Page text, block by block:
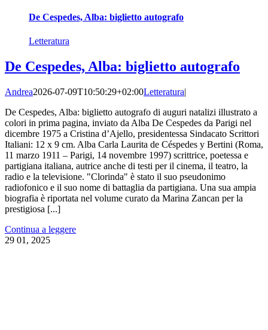
De Cespedes, Alba: biglietto autografo
Letteratura
De Cespedes, Alba: biglietto autografo
Andrea2026-07-09T10:50:29+02:00Letteratura|
De Cespedes, Alba: biglietto autografo di auguri natalizi illustrato a
colori in prima pagina, inviato da Alba De Cespedes da Parigi nel
dicembre 1975 a Cristina d’Ajello, presidentessa Sindacato Scrittori
Italiani: 12 x 9 cm. Alba Carla Laurita de Céspedes y Bertini (Roma,
11 marzo 1911 – Parigi, 14 novembre 1997) scrittrice, poetessa e
partigiana italiana, autrice anche di testi per il cinema, il teatro, la
radio e la televisione. "Clorinda" è stato il suo pseudonimo
radiofonico e il suo nome di battaglia da partigiana. Una sua ampia
biografia è riportata nel volume curato da Marina Zancan per la
prestigiosa [...]
Continua a leggere
29 01, 2025